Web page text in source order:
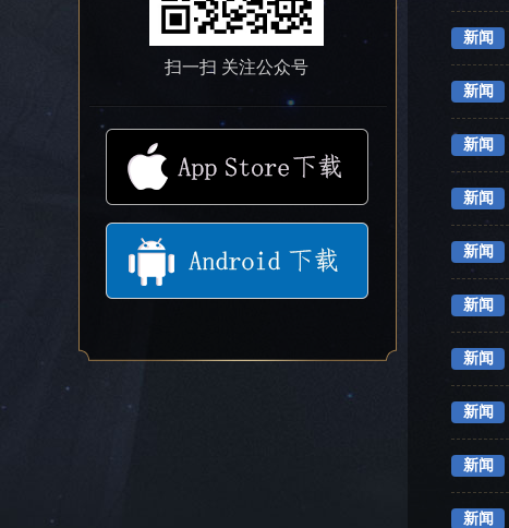
扫一扫 关注公众号
新闻
新闻
新闻
新闻
新闻
新闻
新闻
新闻
新闻
新闻